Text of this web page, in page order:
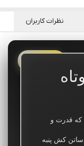
نظرات کاربران
که قدرت و
ساتن کش پنبه